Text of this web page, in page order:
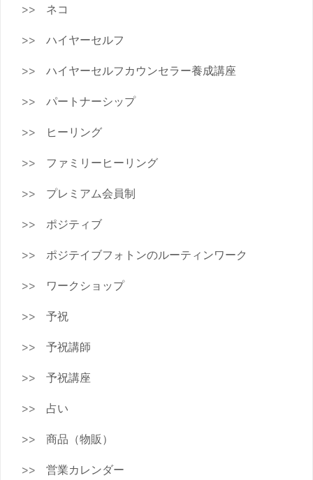
ネコ
ハイヤーセルフ
ハイヤーセルフカウンセラー養成講座
パートナーシップ
ヒーリング
ファミリーヒーリング
プレミアム会員制
ポジティブ
ポジテイブフォトンのルーティンワーク
ワークショップ
予祝
予祝講師
予祝講座
占い
商品（物販）
営業カレンダー